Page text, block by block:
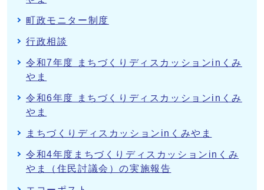
町政モニター制度
行政相談
令和7年度 まちづくりディスカッションinくみ
やま
令和6年度 まちづくりディスカッションinくみ
やま
まちづくりディスカッションinくみやま
令和4年度まちづくりディスカッションinくみ
やま（住民討議会）の実施報告